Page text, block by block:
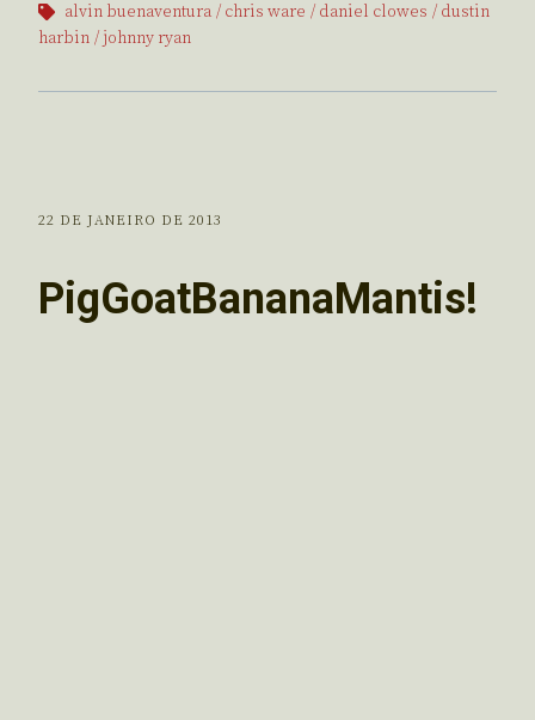
alvin buenaventura
chris ware daniel clowes
dustin
harbin
johnny ryan
22 DE JANEIRO DE 2013
PigGoatBananaMantis!